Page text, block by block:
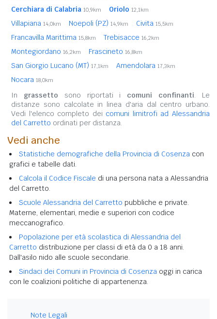
Cerchiara di Calabria 10,9km Oriolo 12,1km
Villapiana 14,0km Noepoli (PZ) 14,9km Civita 15,5km
Francavilla Marittima 15,8km Trebisacce 16,2km
Montegiordano 16,2km Frascineto 16,8km
San Giorgio Lucano (MT) 17,1km Amendolara 17,3km
Nocara 18,0km
In grassetto sono riportati i comuni confinanti. Le
distanze sono calcolate in linea d'aria dal centro urbano.
Vedi l'elenco completo dei comuni limitrofi ad Alessandria
del Carretto ordinati per distanza.
Vedi anche
Statistiche demografiche della Provincia di Cosenza con
grafici e tabelle dati.
Calcola il Codice Fiscale di una persona nata a Alessandria
del Carretto.
Scuole Alessandria del Carretto pubbliche e private.
Materne, elementari, medie e superiori con codice
meccanografico.
Popolazione per età scolastica di Alessandria del
Carretto distribuzione per classi di età da 0 a 18 anni.
Dall'asilo nido alle scuole secondarie.
Sindaci dei Comuni in Provincia di Cosenza oggi in carica
con le coalizioni politiche di appartenenza.
Note Legali